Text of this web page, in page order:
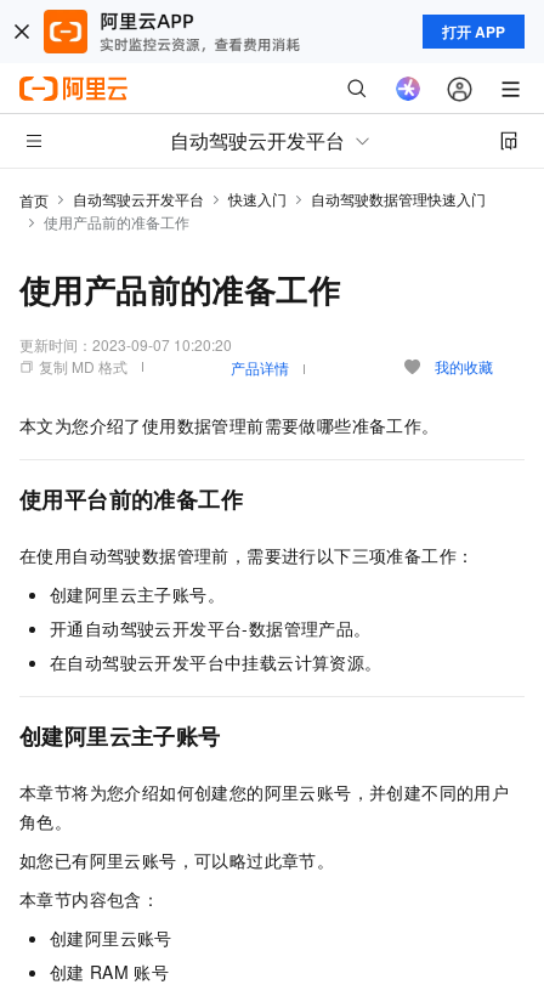
打开 APP
自动驾驶云开发平台
首页 自动驾驶云开发平台 快速入门
自动驾驶数据管理快速入门
使用产品前的准备工作
使用产品前的准备工作
更新时间： 2023-09-07 10:20:20
复制 MD 格式
产品详情 我的收藏
本文为您介绍了使用数据管理前需要做哪些准备工作。
使用平台前的准备工作
在使用自动驾驶数据管理前，需要进行以下三项准备工作：
创建阿里云主子账号。
开通自动驾驶云开发平台-数据管理产品。
在自动驾驶云开发平台中挂载云计算资源。
创建阿里云主子账号
本章节将为您介绍如何创建您的阿里云账号，并创建不同的用户
角色。
如您已有阿里云账号，可以略过此章节。
本章节内容包含：
创建阿里云账号
创建 RAM 账号